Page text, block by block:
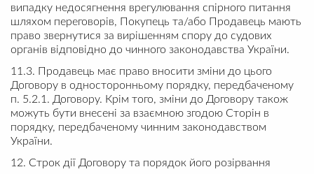
випадку недосягнення врегулювання спірного питання
шляхом переговорів, Покупець та/або Продавець мають
право звернутися за вирішенням спору до судових
органів відповідно до чинного законодавства України.
11.3. Продавець має право вносити зміни до цього
Договору в односторонньому порядку, передбаченому
п. 5.2.1. Договору. Крім того, зміни до Договору також
можуть бути внесені за взаємною згодою Сторін в
порядку, передбаченому чинним законодавством
України.
12. Строк дії Договору та порядок його розірвання